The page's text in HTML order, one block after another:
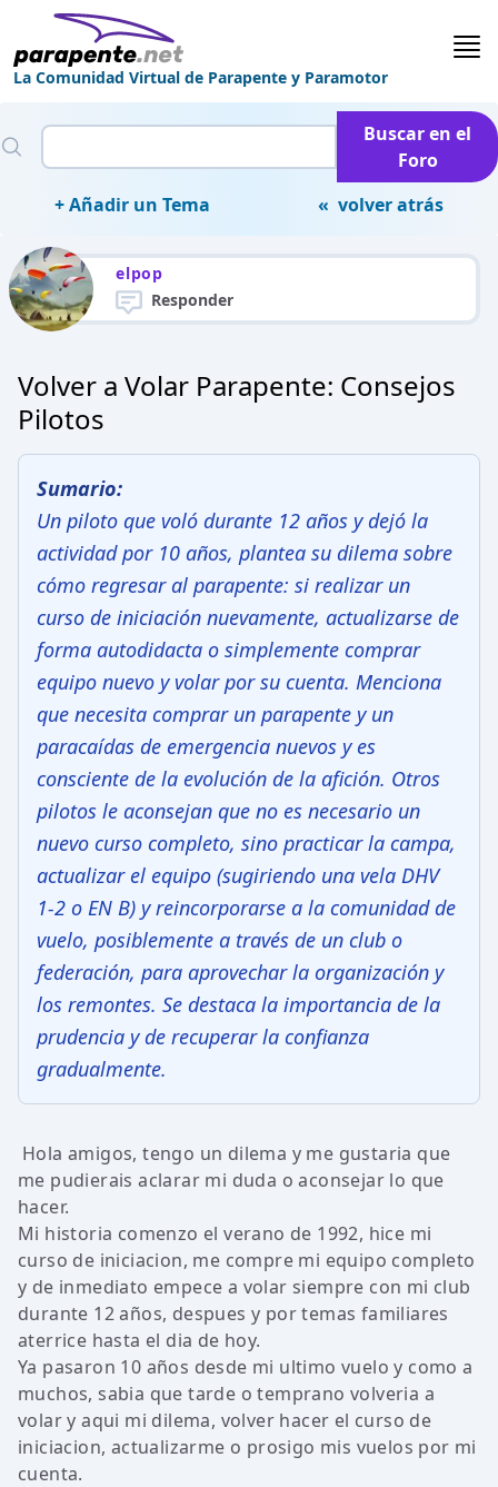
La Comunidad Virtual de Parapente y Paramotor
Buscar en el
Foro
+ Añadir un Tema
« volver atrás
elpop
Responder
Volver a Volar Parapente: Consejos
Pilotos
Sumario:
Un piloto que voló durante 12 años y dejó la
actividad por 10 años, plantea su dilema sobre
cómo regresar al parapente: si realizar un
curso de iniciación nuevamente, actualizarse de
forma autodidacta o simplemente comprar
equipo nuevo y volar por su cuenta. Menciona
que necesita comprar un parapente y un
paracaídas de emergencia nuevos y es
consciente de la evolución de la afición. Otros
pilotos le aconsejan que no es necesario un
nuevo curso completo, sino practicar la campa,
actualizar el equipo (sugiriendo una vela DHV
1-2 o EN B) y reincorporarse a la comunidad de
vuelo, posiblemente a través de un club o
federación, para aprovechar la organización y
los remontes. Se destaca la importancia de la
prudencia y de recuperar la confianza
gradualmente.
Hola amigos, tengo un dilema y me gustaria que
me pudierais aclarar mi duda o aconsejar lo que
hacer.
Mi historia comenzo el verano de 1992, hice mi
curso de iniciacion, me compre mi equipo completo
y de inmediato empece a volar siempre con mi club
durante 12 años, despues y por temas familiares
aterrice hasta el dia de hoy.
Ya pasaron 10 años desde mi ultimo vuelo y como a
muchos, sabia que tarde o temprano volveria a
volar y aqui mi dilema, volver hacer el curso de
iniciacion, actualizarme o prosigo mis vuelos por mi
cuenta.